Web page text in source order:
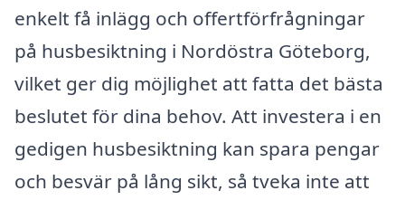
enkelt få inlägg och offertförfrågningar
på husbesiktning i Nordöstra Göteborg,
vilket ger dig möjlighet att fatta det bästa
beslutet för dina behov. Att investera i en
gedigen husbesiktning kan spara pengar
och besvär på lång sikt, så tveka inte att